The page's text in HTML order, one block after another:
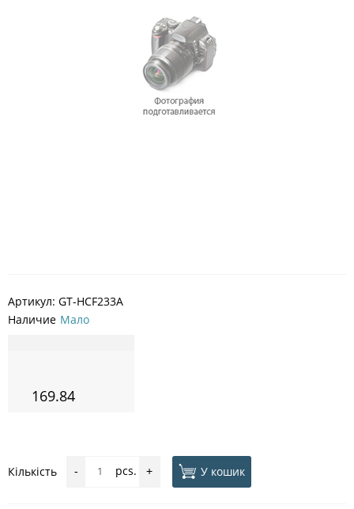
Артикул: GT-HCF233A
Наличие Мало
169.84
Кількість - pcs. + У кошик